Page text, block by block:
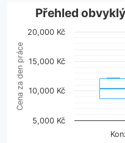
Přehled
Boxplot with 2 data
View as data table,
The chart has 1 X axis
The chart has 1 Y axis
Cena za den práce
Přehled
5,000 Kč
10,000 Kč
15,000 Kč
20,000 Kč